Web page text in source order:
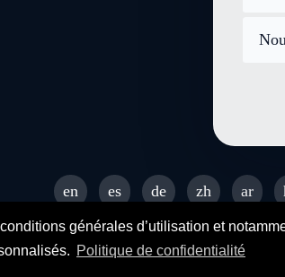
générales d’utilisation et
Politique de confidentialité
en es de zh ar
© 2026 SENDEYO - All rights